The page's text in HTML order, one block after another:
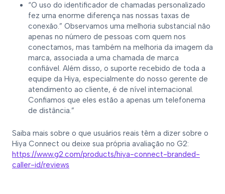
“O uso do identificador de chamadas personalizado
fez uma enorme diferença nas nossas taxas de
conexão.” Observamos uma melhoria substancial não
apenas no número de pessoas com quem nos
conectamos, mas também na melhoria da imagem da
marca, associada a uma chamada de marca
confiável. Além disso, o suporte recebido de toda a
equipe da Hiya, especialmente do nosso gerente de
atendimento ao cliente, é de nível internacional.
Confiamos que eles estão a apenas um telefonema
de distância.”
Saiba mais sobre o que usuários reais têm a dizer sobre o
Hiya Connect ou deixe sua própria avaliação no G2:
https://www.g2.com/products/hiya-connect-branded-
caller-id/reviews